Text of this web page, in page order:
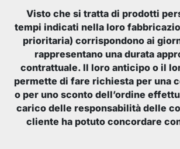
Visto che si tratta di prodotti
tempi indicati nella loro
prioritaria) corrispondono ai
rappresentano una durata
contrattuale. Il loro anticipo o il
permette di fare richiesta per una
o per uno sconto dell’ordine
carico delle responsabilità delle
cliente ha potuto concordare